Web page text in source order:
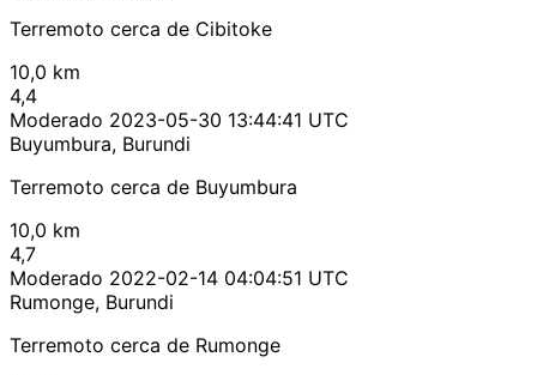
Terremoto cerca de Cibitoke
10,0 km
4,4
Moderado 2023-05-30 13:44:41 UTC
Buyumbura, Burundi
Terremoto cerca de Buyumbura
10,0 km
4,7
Moderado 2022-02-14 04:04:51 UTC
Rumonge, Burundi
Terremoto cerca de Rumonge